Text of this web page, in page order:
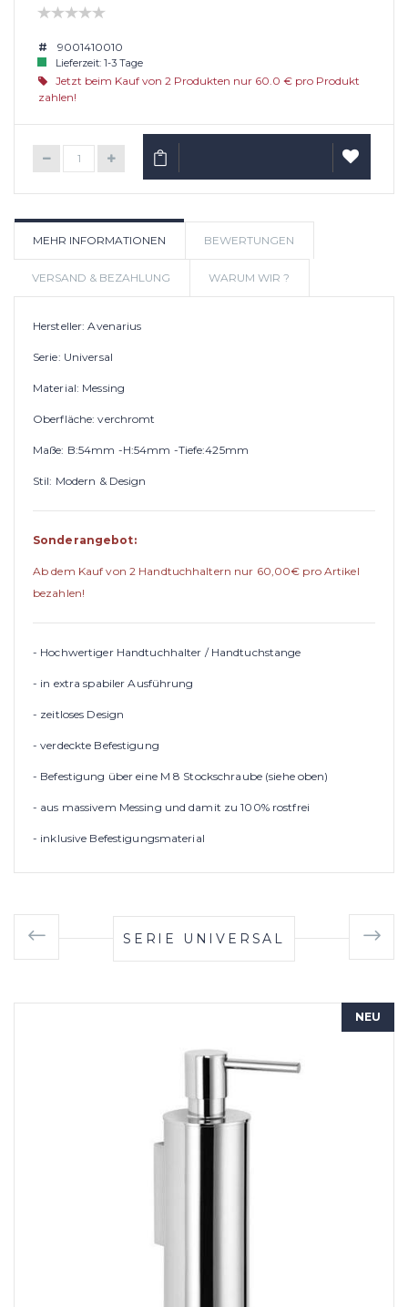
9001410010
Lieferzeit: 1-3 Tage
Jetzt beim Kauf von 2 Produkten nur 60.0 € pro Produkt
zahlen!
IN DEN WARENKORB
MEHR INFORMATIONEN BEWERTUNGEN
VERSAND & BEZAHLUNG WARUM WIR ?
Hersteller: Avenarius
Serie: Universal
Material: Messing
Oberfläche: verchromt
Maße: B:54mm -H:54mm -Tiefe:425mm
Stil: Modern & Design
Sonderangebot:
Ab dem Kauf von 2 Handtuchhaltern nur 60,00€ pro Artikel
bezahlen!
- Hochwertiger Handtuchhalter / Handtuchstange
- in extra spabiler Ausführung
- zeitloses Design
- verdeckte Befestigung
- Befestigung über eine M 8 Stockschraube (siehe oben)
- aus massivem Messing und damit zu 100% rostfrei
- inklusive Befestigungsmaterial
SERIE UNIVERSAL
NEU